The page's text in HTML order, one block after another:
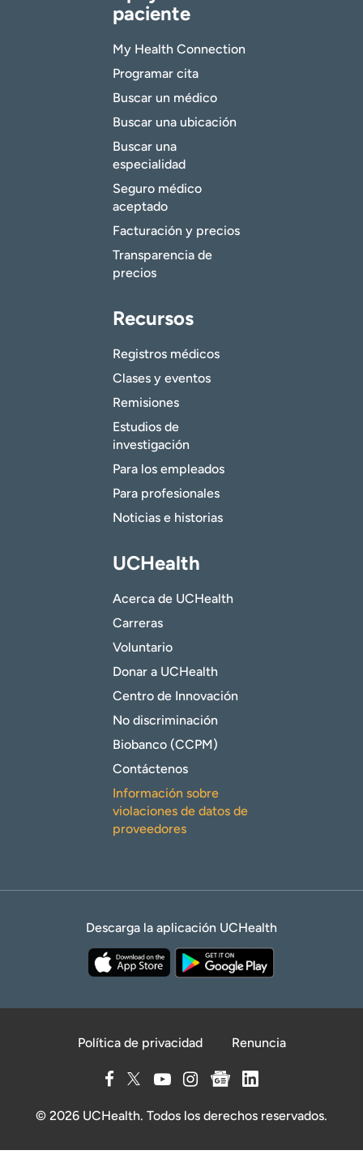
paciente
My Health Connection
Programar cita
Buscar un médico
Buscar una ubicación
Buscar una
especialidad
Seguro médico
aceptado
Facturación y precios
Transparencia de
precios
Recursos
Registros médicos
Clases y eventos
Remisiones
Estudios de
investigación
Para los empleados
Para profesionales
Noticias e historias
UCHealth
Acerca de UCHealth
Carreras
Voluntario
Donar a UCHealth
Centro de Innovación
No discriminación
Biobanco (CCPM)
Contáctenos
Información sobre
violaciones de datos de
proveedores
Descarga la aplicación UCHealth
Política de privacidad Renuncia
© 2026 UCHealth. Todos los derechos reservados.